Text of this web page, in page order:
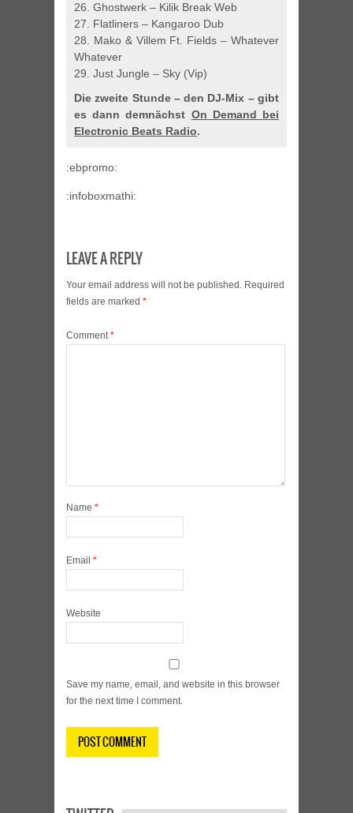
26. Ghostwerk – Kilik Break Web
27. Flatliners – Kangaroo Dub
28. Mako & Villem Ft. Fields – Whatever
Whatever
29. Just Jungle – Sky (Vip)
Die zweite Stunde – den DJ-Mix – gibt
es dann demnächst On Demand bei
Electronic Beats Radio.
:ebpromo:
:infoboxmathi:
LEAVE A REPLY
Your email address will not be published. Required
fields are marked *
Comment*
Name *
Email *
Website
Save my name, email, and website in this browser
for the next time I comment.